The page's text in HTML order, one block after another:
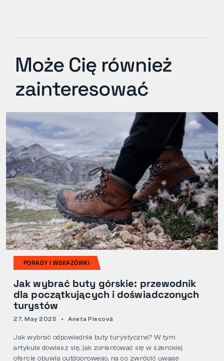
Może Cię również
zainteresować
PORADY I WSKAZÓWKI
Jak wybrać buty górskie: przewodnik
dla początkujących i doświadczonych
turystów
27. May 2025 Aneta Plecová
Jak wybrać odpowiednie buty turystyczne? W tym
artykule dowiesz się, jak zorientować się w szerokiej
ofercie obuwia outdoorowego, na co zwrócić uwagę